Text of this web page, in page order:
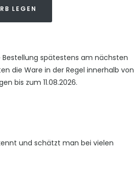
LEGEN
Bestellung spätestens am nächsten
die Ware in der Regel innerhalb von
bis zum 11.08.2026.
und schätzt man bei vielen